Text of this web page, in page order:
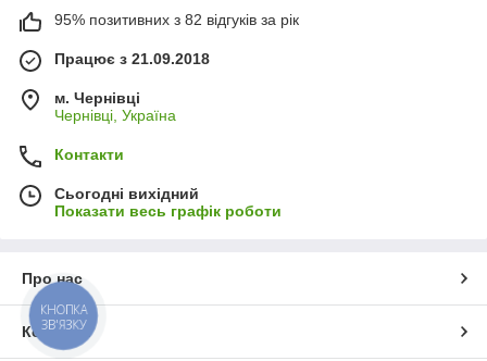
95% позитивних з 82 відгуків за рік
Працює з 21.09.2018
м. Чернівці
Чернівці, Україна
Контакти
Сьогодні вихідний
Показати весь графік роботи
Про нас
Контакти
КНОПКА
ЗВ'ЯЗКУ